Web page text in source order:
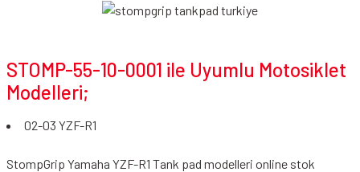
STOMP-55-10-0001 ile Uyumlu Motosiklet
Modelleri;
02-03 YZF-R1
StompGrip Yamaha YZF-R1 Tank pad modelleri online stok